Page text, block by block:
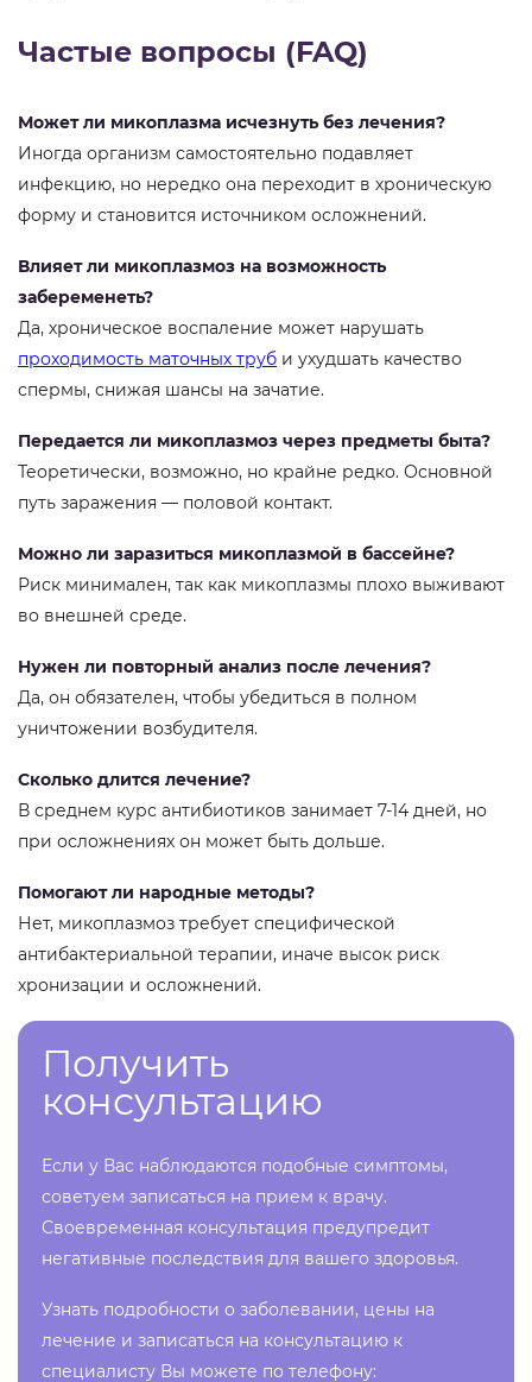
Частые вопросы (FAQ)
Может ли микоплазма исчезнуть без лечения?
Иногда организм самостоятельно подавляет
инфекцию, но нередко она переходит в хроническую
форму и становится источником осложнений.
Влияет ли микоплазмоз на возможность
забеременеть?
Да, хроническое воспаление может нарушать
проходимость маточных труб и ухудшать качество
спермы, снижая шансы на зачатие.
Передается ли микоплазмоз через предметы быта?
Теоретически, возможно, но крайне редко. Основной
путь заражения — половой контакт.
Можно ли заразиться микоплазмой в бассейне?
Риск минимален, так как микоплазмы плохо выживают
во внешней среде.
Нужен ли повторный анализ после лечения?
Да, он обязателен, чтобы убедиться в полном
уничтожении возбудителя.
Сколько длится лечение?
В среднем курс антибиотиков занимает 7-14 дней, но
при осложнениях он может быть дольше.
Помогают ли народные методы?
Нет, микоплазмоз требует специфической
антибактериальной терапии, иначе высок риск
хронизации и осложнений.
Получить
консультацию
Если у Вас наблюдаются подобные симптомы,
советуем записаться на прием к врачу.
Своевременная консультация предупредит
негативные последствия для вашего здоровья.
Узнать подробности о заболевании, цены на
лечение и записаться на консультацию к
специалисту Вы можете по телефону: